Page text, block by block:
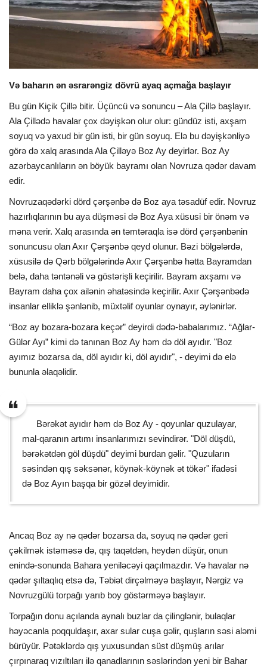
İDMAN
MARAQLI
YAZARLAR
ÜMUMİ
Və baharın ən əsrarəngiz dövrü ayaq açmağa başlayır
Bu gün Kiçik Çillə bitir. Üçüncü və sonuncu – Ala Çillə başlayır.
Ala Çillədə havalar çox dəyişkən olur olur: gündüz isti, axşam
soyuq və yaxud bir gün isti, bir gün soyuq. Elə bu dəyişkənliyə
görə də xalq arasında Ala Çilləyə Boz Ay deyirlər. Boz Ay
azərbaycanlıların ən böyük bayramı olan Novruza qədər davam
edir.
Novruzaqədərki dörd çərşənbə də Boz aya təsadüf edir. Novruz
hazırlıqlarının bu aya düşməsi də Boz Aya xüsusi bir önəm və
məna verir. Xalq arasında ən təmtəraqla isə dörd çərşənbənin
sonuncusu olan Axır Çərşənbə qeyd olunur. Bəzi bölgələrdə,
xüsusilə də Qərb bölgələrində Axır Çərşənbə hətta Bayramdan
belə, daha təntənəli və göstərişli keçirilir. Bayram axşamı və
Bayram daha çox ailənin əhatəsində keçirilir. Axır Çərşənbədə
insanlar elliklə şənlənib, müxtəlif oyunlar oynayır, əylənirlər.
“Boz ay bozara-bozara keçər” deyirdi dədə-babalarımız. “Ağlar-
Gülər Ayı” kimi də tanınan Boz Ay həm də döl ayıdır. "Boz
ayımız bozarsa da, döl ayıdır ki, döl ayıdır", - deyimi də elə
bununla əlaqəlidir.
Bərəkət ayıdır həm də Boz Ay - qoyunlar quzulayar,
mal-qaranın artımı insanlarımızı sevindirər. "Döl düşdü,
bərəkətdən göl düşdü" deyimi burdan gəlir. "Quzuların
səsindən qış səksənər, köynək-köynək ət tökər" ifadəsi
də Boz Ayın başqa bir gözəl deyimidir.
Ancaq Boz ay nə qədər bozarsa da, soyuq nə qədər geri
çəkilmək istəməsə də, qış taqətdən, heydən düşür, onun
enində-sonunda Bahara yeniləcəyi qaçılmazdır. Və havalar nə
qədər şıltaqlıq etsə də, Təbiət dirçəlməyə başlayır, Nərgiz və
Novruzgülü torpağı yarıb boy göstərməyə başlayır.
Torpağın donu açılanda aynalı buzlar da çilinglənir, bulaqlar
həyəcanla poqquldaşır, axar sular cuşa gəlir, quşların səsi aləmi
bürüyür. Pətəklərdə qış yuxusundan süst düşmüş arılar
çırpınaraq vızıltıları ilə qanadlarının səslərindən yeni bir Bahar